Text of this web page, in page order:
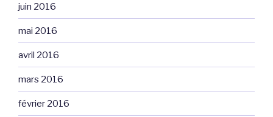
juin 2016
mai 2016
avril 2016
mars 2016
février 2016